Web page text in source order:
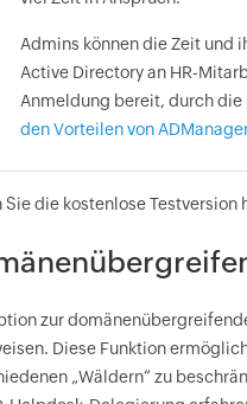
Admins können die Zeit und
Active Directory an HR-
Anmeldung bereit, durch die
den Vorteilen von
Sie die kostenlose
zur
Diese Funktion
„Wäldern“ zu